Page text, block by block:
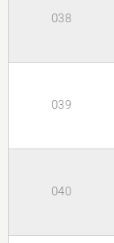
038
039
040